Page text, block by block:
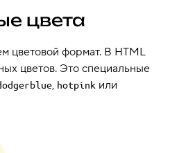
цвета
цветовой формат. В HTML
цветов. Это специальные
, hotpink или